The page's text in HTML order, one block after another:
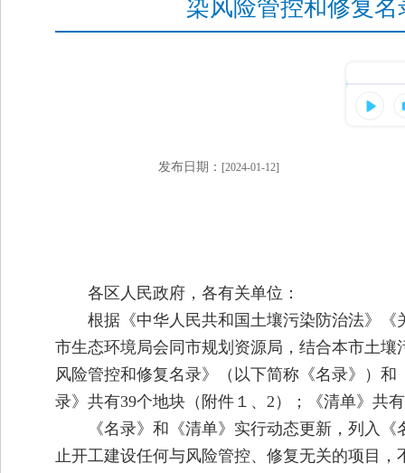
染风险管控和修复
发布日期： [2024-01-12]
各区人民政府，各有关单位：
根据《中华人民共和国土壤污染防治法》
市生态环境局会同市规划资源局，结合本市土
风险管控和修复名录》（以下简称《名录》）
录》共有39个地块（附件１、2）；《清单》共
《名录》和《清单》实行动态更新，列入
止开工建设任何与风险管控、修复无关的项目